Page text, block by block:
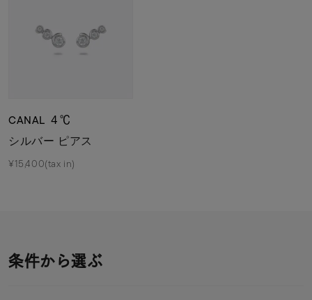
CANAL ４℃
シルバー ピアス
¥15,400(tax in)
条件から選ぶ